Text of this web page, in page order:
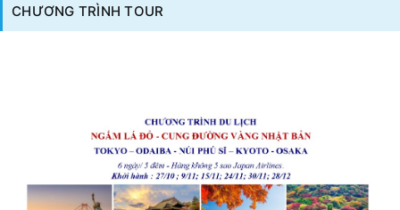
CHƯƠNG TRÌNH TOUR